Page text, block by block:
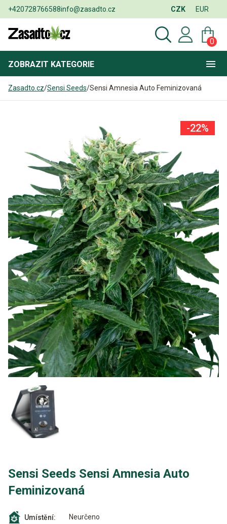
+420728766588info@zasadto.cz CZK EUR
0
ZOBRAZIT KATEGORIE
Zasadto.cz/Sensi Seeds/Sensi Amnesia Auto Feminizovaná
Sensi Seeds Sensi Amnesia Auto
Feminizovaná
Umístění:
Neurčeno
-22%